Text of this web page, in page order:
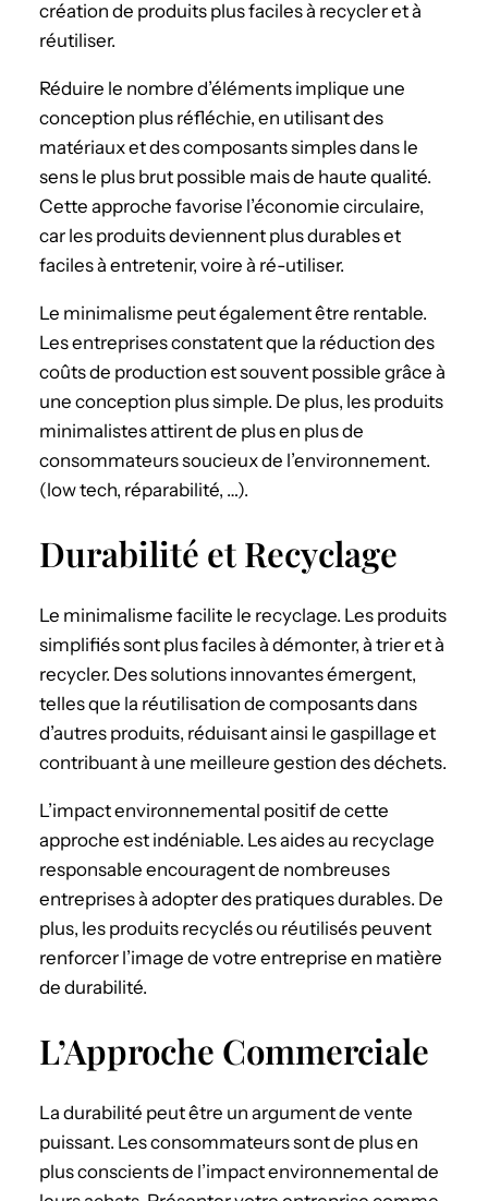
création de produits plus faciles à recycler et à
réutiliser.
Réduire le nombre d’éléments implique une
conception plus réfléchie, en utilisant des
matériaux et des composants simples dans le
sens le plus brut possible mais de haute qualité.
Cette approche favorise l’économie circulaire,
car les produits deviennent plus durables et
faciles à entretenir, voire à ré-utiliser.
Le minimalisme peut également être rentable.
Les entreprises constatent que la réduction des
coûts de production est souvent possible grâce à
une conception plus simple. De plus, les produits
minimalistes attirent de plus en plus de
consommateurs soucieux de l’environnement.
(low tech, réparabilité, …).
Durabilité et Recyclage
Le minimalisme facilite le recyclage. Les produits
simplifiés sont plus faciles à démonter, à trier et à
recycler. Des solutions innovantes émergent,
telles que la réutilisation de composants dans
d’autres produits, réduisant ainsi le gaspillage et
contribuant à une meilleure gestion des déchets.
L’impact environnemental positif de cette
approche est indéniable. Les aides au recyclage
responsable encouragent de nombreuses
entreprises à adopter des pratiques durables. De
plus, les produits recyclés ou réutilisés peuvent
renforcer l’image de votre entreprise en matière
de durabilité.
L’Approche Commerciale
La durabilité peut être un argument de vente
puissant. Les consommateurs sont de plus en
plus conscients de l’impact environnemental de